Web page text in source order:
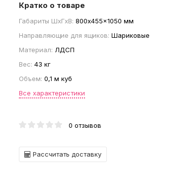
Кратко о товаре
Габариты ШxГxВ: 800x455x1050 мм
Направляющие для ящиков: Шариковые
Материал: ЛДСП
Вес: 43 кг
Объем: 0,1 м куб
Все характеристики
0 отзывов
Рассчитать доставку